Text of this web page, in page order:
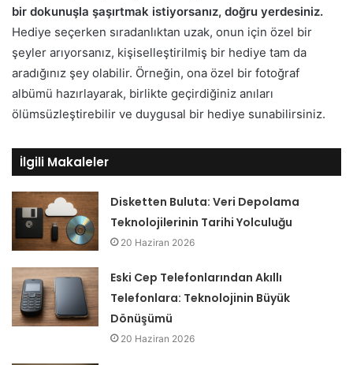
bir dokunuşla şaşırtmak istiyorsanız, doğru yerdesiniz.
Hediye seçerken sıradanlıktan uzak, onun için özel bir
şeyler arıyorsanız, kişiselleştirilmiş bir hediye tam da
aradığınız şey olabilir. Örneğin, ona özel bir fotoğraf
albümü hazırlayarak, birlikte geçirdiğiniz anıları
ölümsüzleştirebilir ve duygusal bir hediye sunabilirsiniz.
İlgili Makaleler
Disketten Buluta: Veri Depolama
Teknolojilerinin Tarihi Yolculuğu
20 Haziran 2026
Eski Cep Telefonlarından Akıllı
Telefonlara: Teknolojinin Büyük
Dönüşümü
20 Haziran 2026